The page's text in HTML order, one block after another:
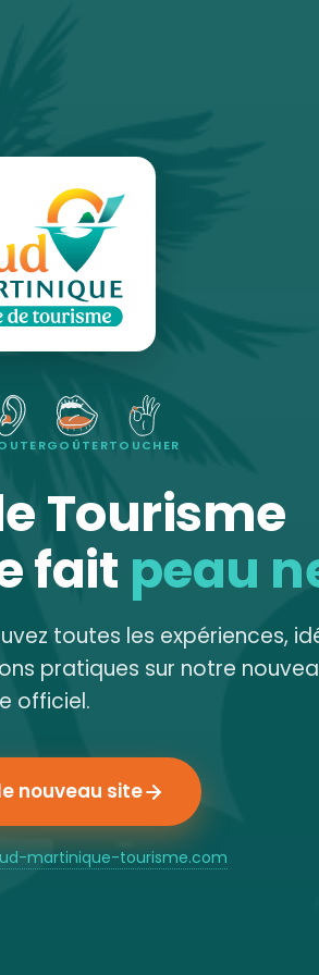
GOÛTERTOUCHER
Tourisme
fait peau
toutes les expériences,
pratiques sur notre
officiel.
nouveau site
martinique-tourisme.com